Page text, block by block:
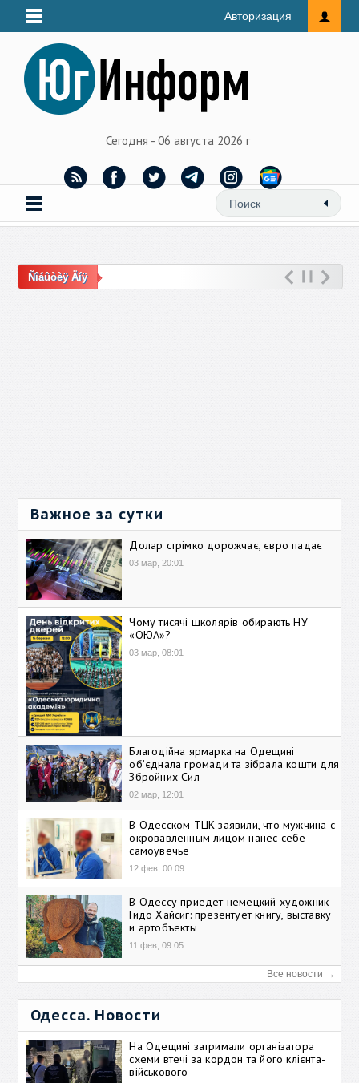
Авторизация
Сегодня - 06 августа 2026 г
Ñîáûòèÿ Äíÿ
Важное за сутки
Долар стрімко дорожчає, євро падає
03 мар, 20:01
Чому тисячі школярів обирають НУ
«ОЮА»?
03 мар, 08:01
Благодійна ярмарка на Одещині
об’єднала громади та зібрала кошти для
Збройних Сил
02 мар, 12:01
В Одесском ТЦК заявили, что мужчина с
окровавленным лицом нанес себе
самоувечье
12 фев, 00:09
В Одессу приедет немецкий художник
Гидо Хайсиг: презентует книгу, выставку
и артобъекты
11 фев, 09:05
Все новости →
Одесса. Новости
На Одещині затримали організатора
схеми втечі за кордон та його клієнта-
військового